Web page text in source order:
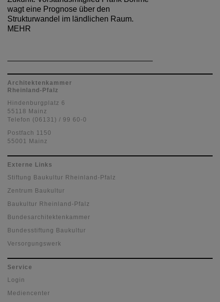
wagt eine Prognose über den
Strukturwandel im ländlichen Raum.
MEHR
Architektenkammer
Rheinland-Pfalz
Hindenburgplatz 6
55118 Mainz
Telefon (06131) / 99 60-0
Postfach 1150
55001 Mainz
Externe Links
Stiftung Baukultur Rheinland-Pfalz
Zentrum Baukultur
Baukultur Rheinland-Pfalz
Bundesarchitektenkammer
Bundesstiftung Baukultur
Versorgungswerk
Service
Login
Mediencenter